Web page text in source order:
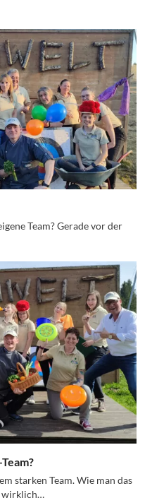
Team? Gerade vor der
starken Team. Wie man das
wirklich…